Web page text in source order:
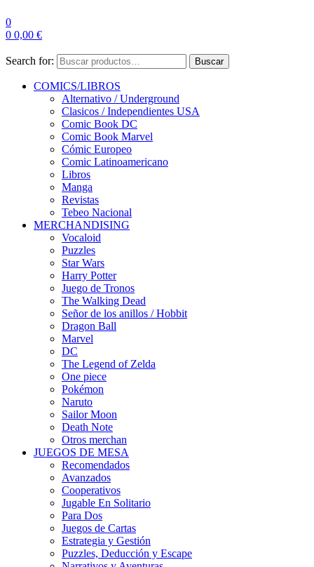
0
0 0,00 €
Search for: Buscar
COMICS/LIBROS
Alternativo / Underground
Clasicos / Independientes USA
Comic Book DC
Comic Book Marvel
Cómic Europeo
Comic Latinoamericano
Libros
Manga
Revistas
Tebeo Nacional
MERCHANDISING
Vocaloid
Puzzles
Star Wars
Harry Potter
Juego de Tronos
The Walking Dead
Señor de los anillos / Hobbit
Dragon Ball
Marvel
DC
The Legend of Zelda
One piece
Pokémon
Naruto
Sailor Moon
Death Note
Otros merchan
JUEGOS DE MESA
Recomendados
Avanzados
Cooperativos
Jugable En Solitario
Para Dos
Juegos de Cartas
Estrategia y Gestión
Puzzles, Deducción y Escape